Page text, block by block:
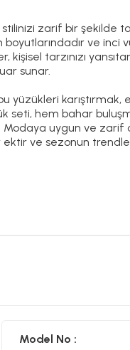
stilinizi zarif bir
boyutlarındadır ve
kişisel tarzınızı
sunar.
yüzükleri
seti, hem bahar
uygun ve zarif
ektir ve sezonun
Model No :